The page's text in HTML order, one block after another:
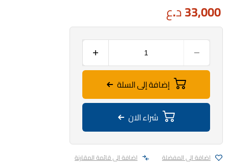
33,000د.ع
إضافة إلى السلة
شراء الان
اضافة الى المفضلة اضافة الى قائمة المقارنة